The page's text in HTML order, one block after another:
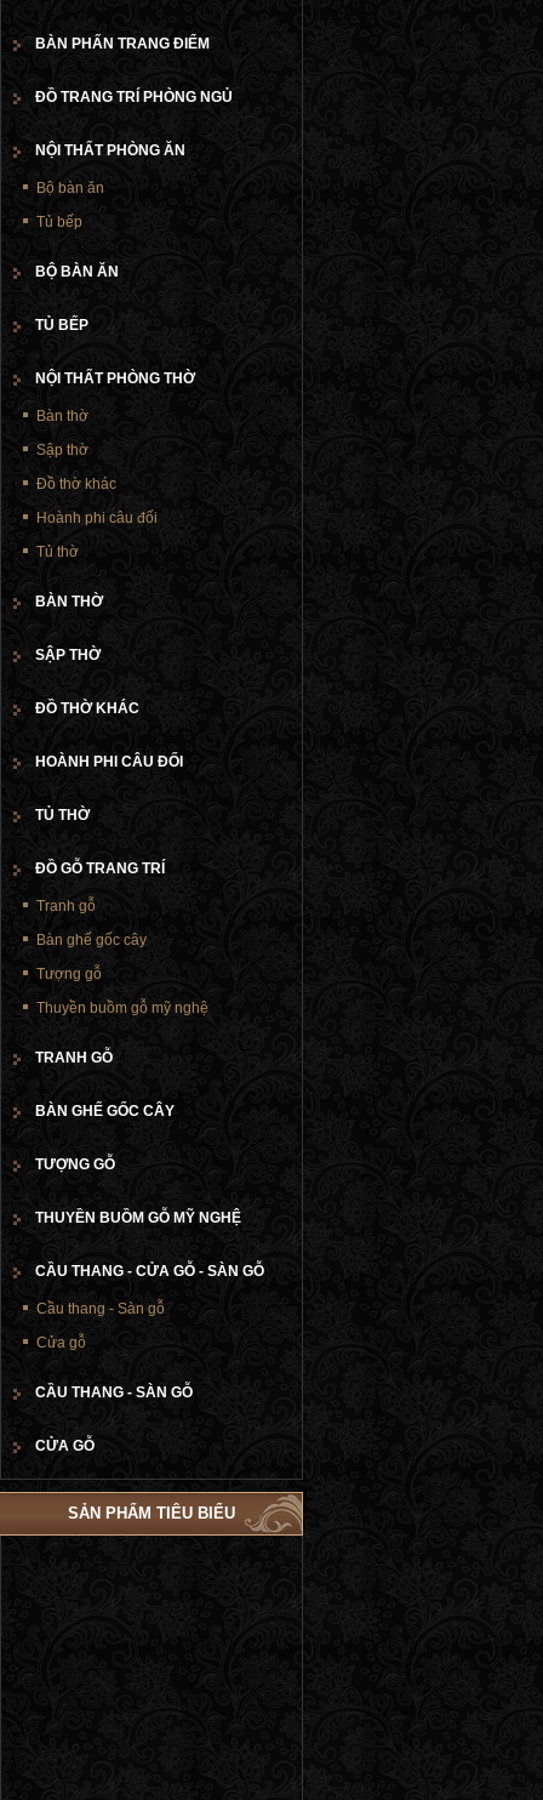
BÀN PHẤN TRANG ĐIỂM
ĐỒ TRANG TRÍ PHÒNG NGỦ
NỘI THẤT PHÒNG ĂN
Bộ bàn ăn
Tủ bếp
BỘ BÀN ĂN
TỦ BẾP
NỘI THẤT PHÒNG THỜ
Bàn thờ
Sập thờ
Đồ thờ khác
Hoành phi câu đối
Tủ thờ
BÀN THỜ
SẬP THỜ
ĐỒ THỜ KHÁC
HOÀNH PHI CÂU ĐỐI
TỦ THỜ
ĐỒ GỖ TRANG TRÍ
Tranh gỗ
Bàn ghế gốc cây
Tượng gỗ
Thuyền buồm gỗ mỹ nghệ
TRANH GỖ
BÀN GHẾ GỐC CÂY
TƯỢNG GỖ
THUYỀN BUỒM GỖ MỸ NGHỆ
CẦU THANG - CỬA GỖ - SÀN GỖ
Cầu thang - Sàn gỗ
Cửa gỗ
CẦU THANG - SÀN GỖ
CỬA GỖ
SẢN PHẨM TIÊU BIỂU